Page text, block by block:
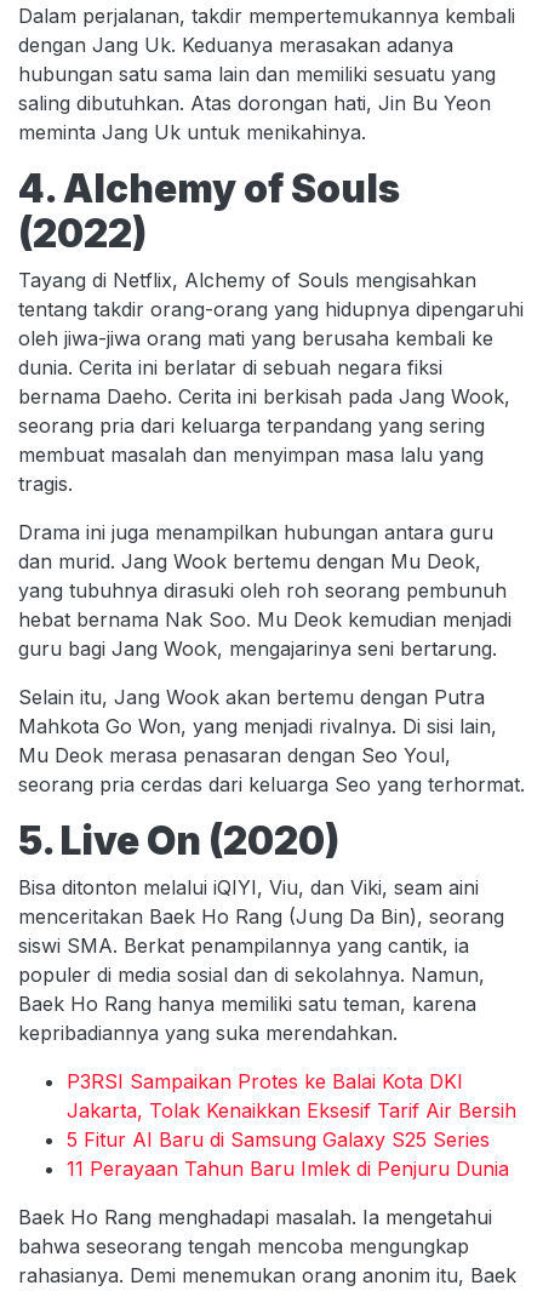
Dalam perjalanan, takdir mempertemukannya kembali
dengan Jang Uk. Keduanya merasakan adanya
hubungan satu sama lain dan memiliki sesuatu yang
saling dibutuhkan. Atas dorongan hati, Jin Bu Yeon
meminta Jang Uk untuk menikahinya.
4. Alchemy of Souls
(2022)
Tayang di Netflix, Alchemy of Souls mengisahkan
tentang takdir orang-orang yang hidupnya dipengaruhi
oleh jiwa-jiwa orang mati yang berusaha kembali ke
dunia. Cerita ini berlatar di sebuah negara fiksi
bernama Daeho. Cerita ini berkisah pada Jang Wook,
seorang pria dari keluarga terpandang yang sering
membuat masalah dan menyimpan masa lalu yang
tragis.
Drama ini juga menampilkan hubungan antara guru
dan murid. Jang Wook bertemu dengan Mu Deok,
yang tubuhnya dirasuki oleh roh seorang pembunuh
hebat bernama Nak Soo. Mu Deok kemudian menjadi
guru bagi Jang Wook, mengajarinya seni bertarung.
Selain itu, Jang Wook akan bertemu dengan Putra
Mahkota Go Won, yang menjadi rivalnya. Di sisi lain,
Mu Deok merasa penasaran dengan Seo Youl,
seorang pria cerdas dari keluarga Seo yang terhormat.
5. Live On (2020)
Bisa ditonton melalui iQIYI, Viu, dan Viki, seam aini
menceritakan Baek Ho Rang (Jung Da Bin), seorang
siswi SMA. Berkat penampilannya yang cantik, ia
populer di media sosial dan di sekolahnya. Namun,
Baek Ho Rang hanya memiliki satu teman, karena
kepribadiannya yang suka merendahkan.
P3RSI Sampaikan Protes ke Balai Kota DKI
Jakarta, Tolak Kenaikkan Eksesif Tarif Air Bersih
5 Fitur AI Baru di Samsung Galaxy S25 Series
11 Perayaan Tahun Baru Imlek di Penjuru Dunia
Baek Ho Rang menghadapi masalah. Ia mengetahui
bahwa seseorang tengah mencoba mengungkap
rahasianya. Demi menemukan orang anonim itu, Baek